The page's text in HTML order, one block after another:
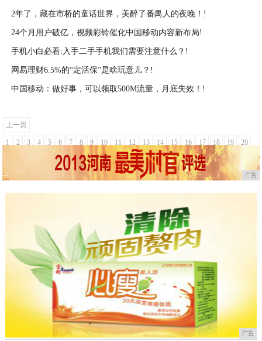
2021-03-03
2年了，藏在市桥的童话世界，美醉了番禺人的夜晚！!
2021-03-03
24个月用户破亿，视频彩铃催化中国移动内容新布局!
2021-03-02
手机小白必看:入手二手手机我们需要注意什么？!
网易理财6.5%的“定活保”是啥玩意儿？!
2021-03-02
中国移动：做好事，可以领取500M流量，月底失效！!
上一页
1 2 3 4 5 6 7 8 9 10 11 12 13 14 15 16 17 18 19 20
广告
广告